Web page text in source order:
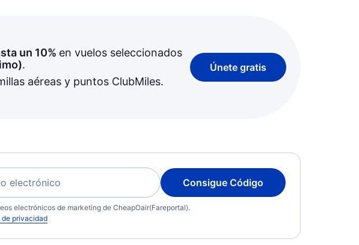
un 10% en vuelos seleccionados
.
aéreas y puntos ClubMiles.
Únete gratis
Consigue Código
electrónicos de marketing de CheapOair(Fareportal).
de privacidad